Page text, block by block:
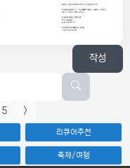
작성
5 >
리큐어추천
축제/여행